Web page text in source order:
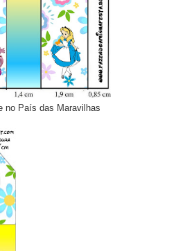
no País das Maravilhas